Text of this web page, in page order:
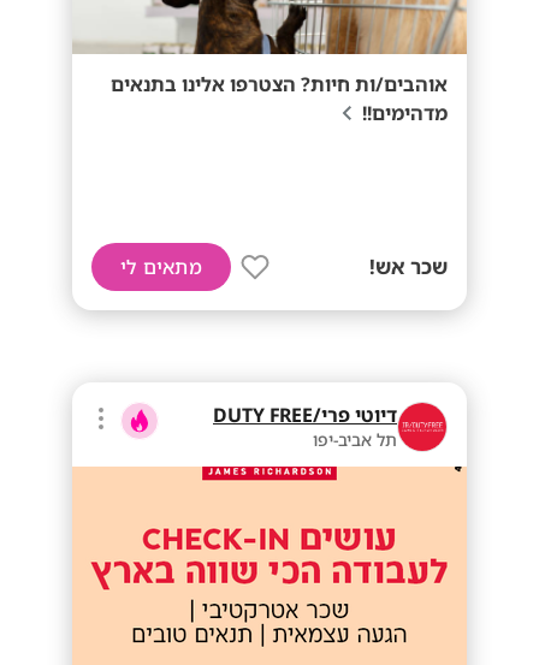
אוהבים/ות חיות? הצטרפו אלינו בתנאים
מדהימים!!
שכר אש! מתאים לי
דיוטי פרי/DUTY FREE
תל אביב-יפו